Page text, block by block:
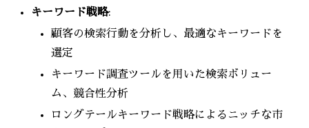
キーワード戦略:
顧客の検索行動を分析し、最適なキーワードを
選定
キーワード調査ツールを用いた検索ボリュー
ム、競合性分析
ロングテールキーワード戦略によるニッチな市